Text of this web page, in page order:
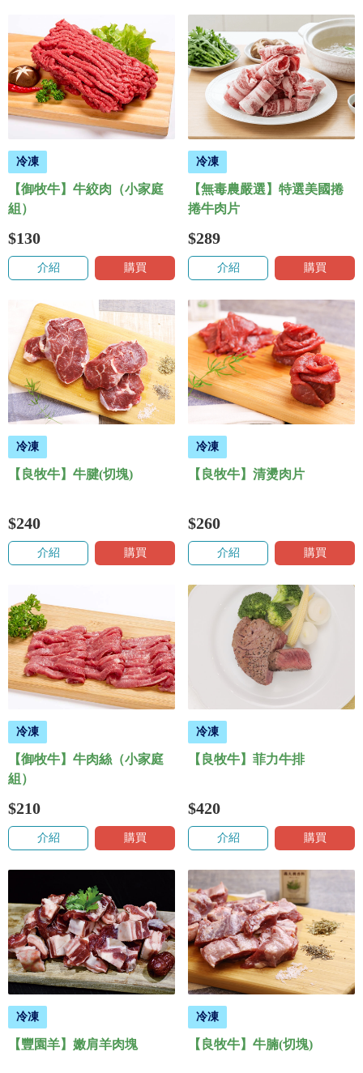
冷凍
【御牧牛】牛絞肉（小家庭
組）
$130
介紹 購買
冷凍
【無毒農嚴選】特選美國捲
捲牛肉片
$289
介紹 購買
冷凍
【良牧牛】牛腱(切塊)
$240
介紹 購買
冷凍
【良牧牛】清燙肉片
$260
介紹 購買
冷凍
【御牧牛】牛肉絲（小家庭
組）
$210
介紹 購買
冷凍
【良牧牛】菲力牛排
$420
介紹 購買
冷凍
【豐園羊】嫩肩羊肉塊
冷凍
【良牧牛】牛腩(切塊)